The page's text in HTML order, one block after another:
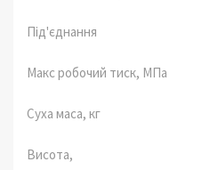
Під'єднання
Макс робочий тиск, МПа
Суха маса, кг
Висота,